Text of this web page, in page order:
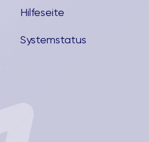
Hilfeseite
Systemstatus